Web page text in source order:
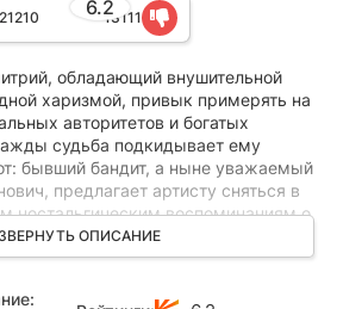
6.2
21210 13111
обладающий внушительной
харизмой, привык примерять на
авторитетов и богатых
судьба подкидывает ему
бывший бандит, а ныне уважаемый
предлагает артисту сняться в
ностальгическим воспоминаниям о
актер отправляется в глухую
ОПИСАНИЕ